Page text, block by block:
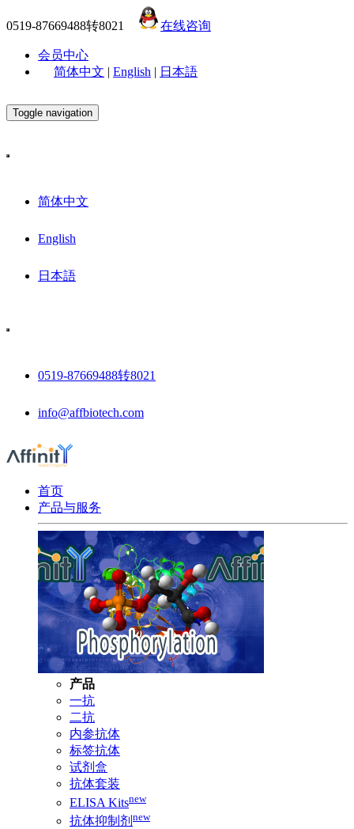
0519-87669488转8021 在线咨询
会员中心
简体中文 | English | 日本語
Toggle navigation
简体中文
English
日本語
0519-87669488转8021
info@affbiotech.com
首页
产品与服务
产品
一抗
二抗
内参抗体
标签抗体
试剂盒
抗体套装
ELISA Kitsnew
抗体抑制剂 new